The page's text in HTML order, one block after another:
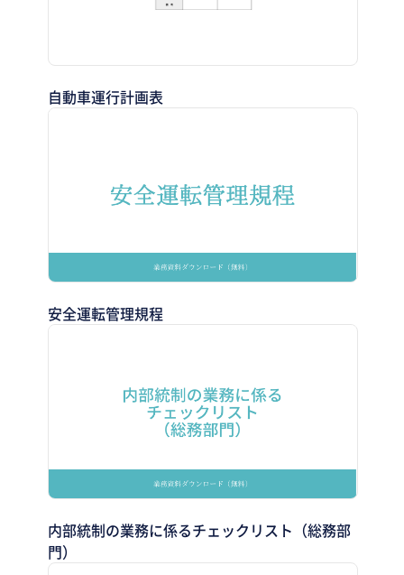
自動車運行計画表
安全運転管理規程
内部統制の業務に係るチェックリスト（総務部
門）